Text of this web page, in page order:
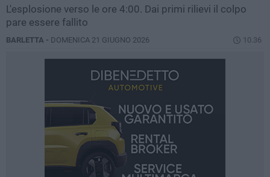
L'esplosione verso le ore 4:00. Dai primi rilievi il colpo
pare essere fallito
BARLETTA - DOMENICA 21 GIUGNO 2026 10.36